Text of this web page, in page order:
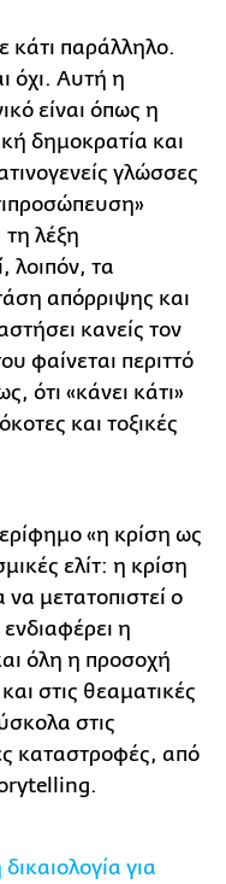
παράλληλο.
όχι. Αυτή η
είναι όπως η
δημοκρατία και
γλώσσες
τη λέξη
λοιπόν, τα
απόρριψης και
κανείς τον
φαίνεται περιττό
ότι «κάνει κάτι»
και τοξικές
«η κρίση ως
ελίτ: η κρίση
να μετατοπιστεί ο
η
όλη η προσοχή
στις θεαματικές
στις
καταστροφές, από
για